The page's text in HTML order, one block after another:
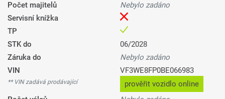
Počet majitelů
Nebylo zadáno
Servisní knížka
TP
STK do
06/2028
Záruka do
Nebylo zadáno
VIN
** VIN zadává prodávající
VF3WE8FP0BE066983
prověřit vozidlo online